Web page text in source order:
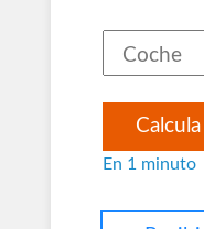
En 1 minuto